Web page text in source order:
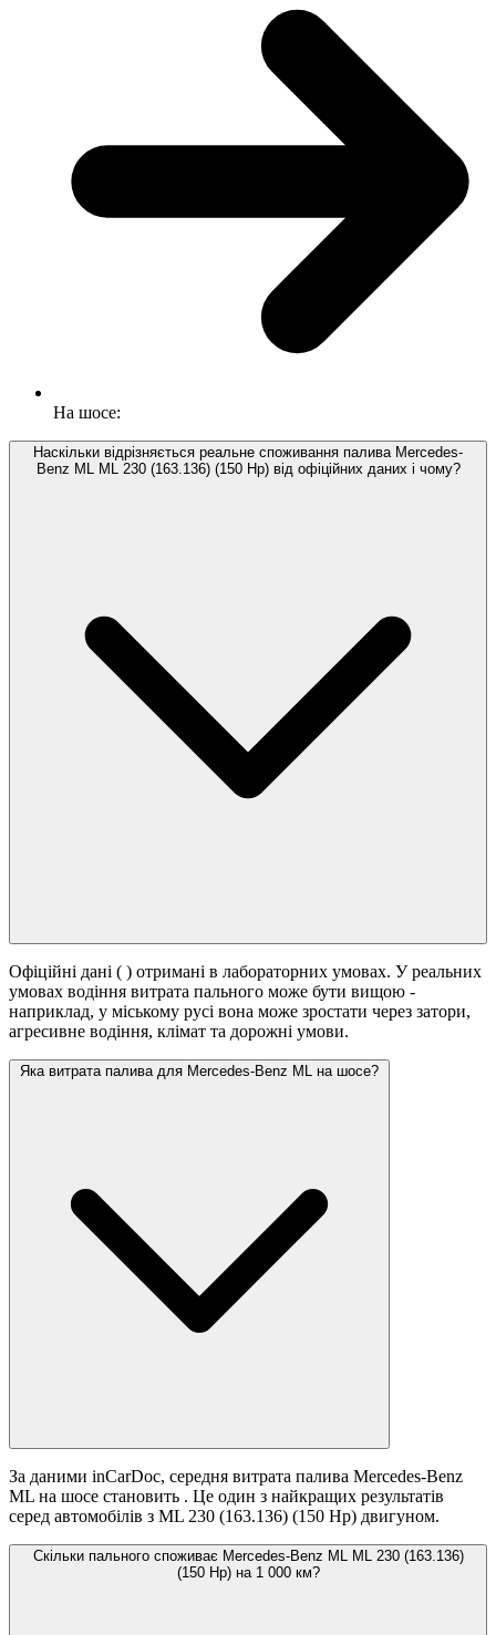
На шосе:
Наскільки відрізняється реальне споживання палива Mercedes-
Benz ML ML 230 (163.136) (150 Hp) від офіційних даних і чому?
Офіційні дані ( ) отримані в лабораторних умовах. У реальних
умовах водіння витрата пального може бути вищою -
наприклад, у міському русі вона може зростати через затори,
агресивне водіння, клімат та дорожні умови.
Яка витрата палива для Mercedes-Benz ML на шосе?
За даними inCarDoc, середня витрата палива Mercedes-Benz
ML на шосе становить . Це один з найкращих результатів
серед автомобілів з ML 230 (163.136) (150 Hp) двигуном.
Скільки пального споживає Mercedes-Benz ML ML 230 (163.136)
(150 Hp) на 1 000 км?